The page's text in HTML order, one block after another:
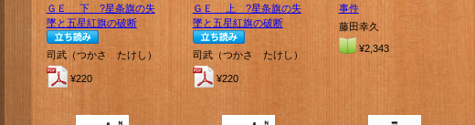
ＧＥ 下 ?星条旗の失
墜と五星紅旗の破断
司武（つかさ たけし）
¥220
ＧＥ 上 ?星条旗の失
墜と五星紅旗の破断
司武（つかさ たけし）
¥220
事件
藤田幸久
¥2,343